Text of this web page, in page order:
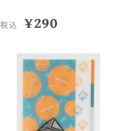
税込 ¥290